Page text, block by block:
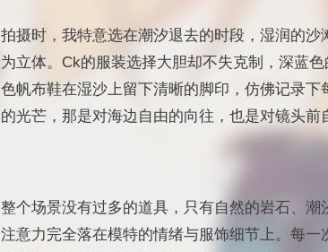
拍摄时，我特意选在潮汐退去的时段，湿润的
为立体。Ck的服装选择大胆却不失克制，深蓝
色帆布鞋在湿沙上留下清晰的脚印，仿佛记录
的光芒，那是对海边自由的向往，也是对镜头前
整个场景没有过多的道具，只有自然的岩石、
注意力完全落在模特的情绪与服饰细节上。每